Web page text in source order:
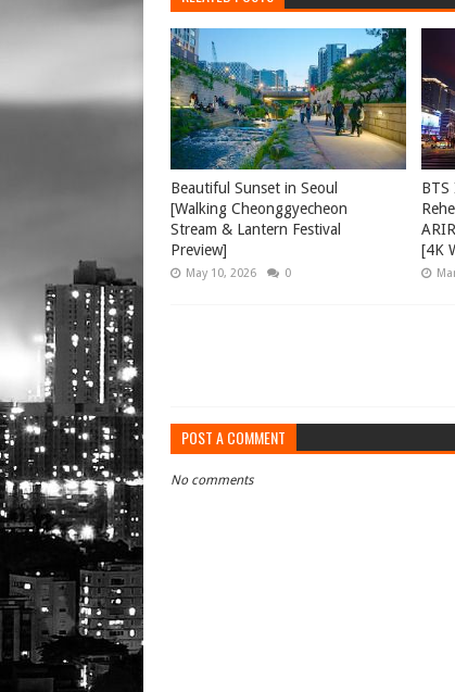
Beautiful Sunset in Seoul
[Walking Cheonggyecheon
Stream & Lantern Festival
Preview]
May 10, 2026 0
BTS
[4K
POST A COMMENT
No comments